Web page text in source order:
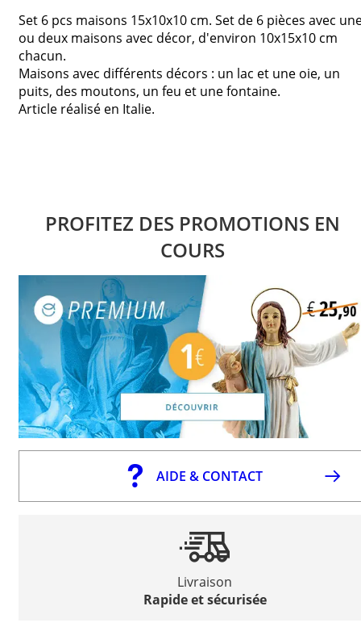
Set 6 pcs maisons 15x10x10 cm. Set de 6 pièces avec
ou deux maisons avec décor, d'environ 10x15x10 cm
chacun.
Maisons avec différents décors : un lac et une oie, un
puits, des moutons, un feu et une fontaine.
Article réalisé en Italie.
PROFITEZ DES PROMOTIONS EN
COURS
AIDE & CONTACT
Livraison
Rapide et sécurisée